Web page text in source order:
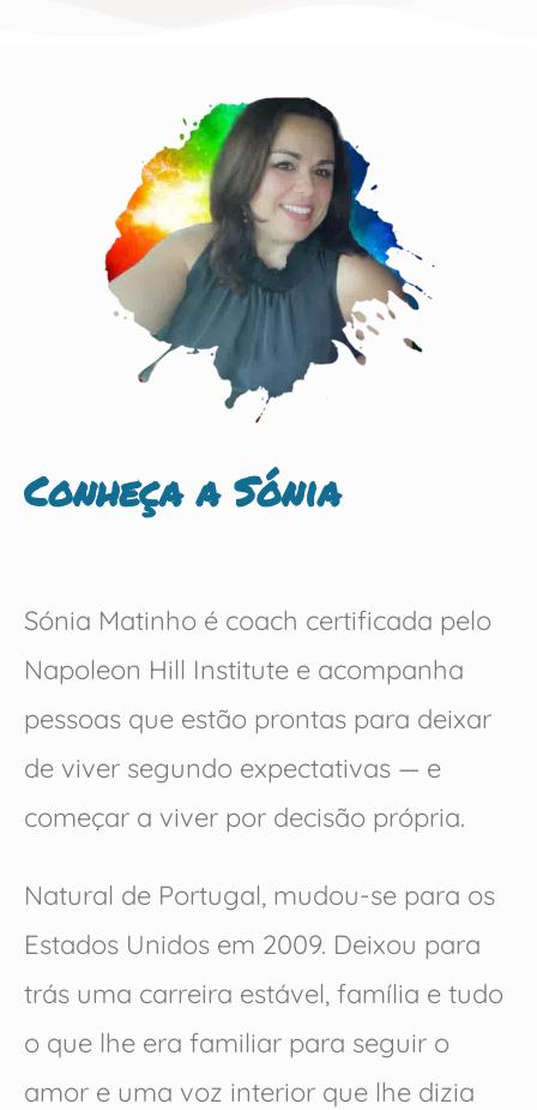
Conheça a Sónia
Sónia Matinho é coach certificada pelo
Napoleon Hill Institute e acompanha
pessoas que estão prontas para deixar
de viver segundo expectativas — e
começar a viver por decisão própria.
Natural de Portugal, mudou-se para os
Estados Unidos em 2009. Deixou para
trás uma carreira estável, família e tudo
o que lhe era familiar para seguir o
amor e uma voz interior que lhe dizia